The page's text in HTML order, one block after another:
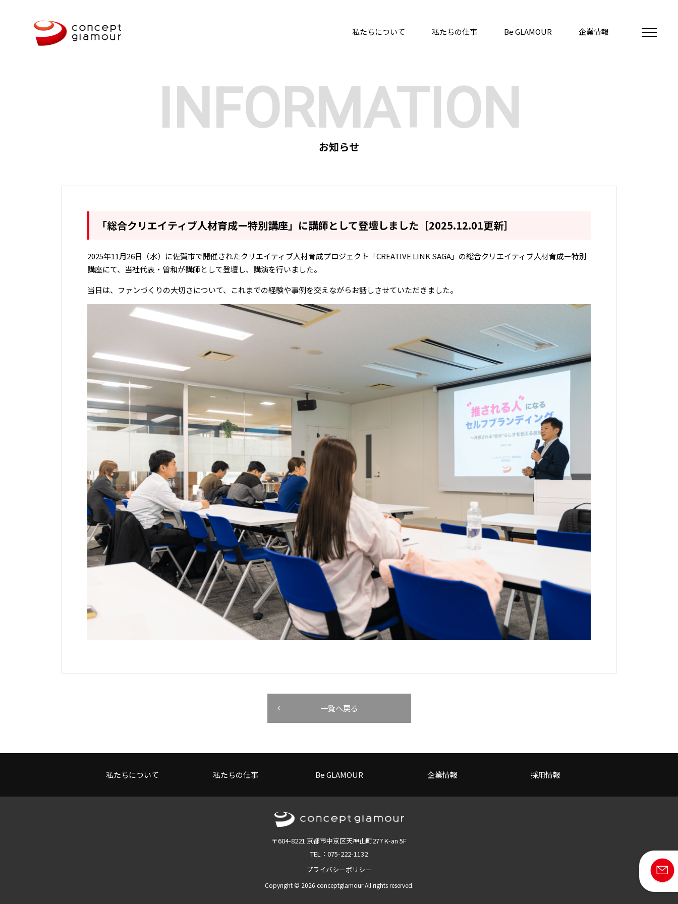
私たちについて 私たちの仕事 Be GLAMOUR 企業情報
INFORMATION
お知らせ
「総合クリエイティブ人材育成ー特別講座」に講師として登壇しました ［2025.12.01更新］
2025年11月26日（水）に佐賀市で開催されたクリエイティブ人材育成プロジェクト「CREATIVE LINK SAGA」の総合クリエイティブ人材育成ー特別
講座にて、当社代表・曽和が講師として登壇し、講演を行いました。
当日は、ファンづくりの大切さについて、これまでの経験や事例を交えながらお話しさせていただきました。
一覧へ戻る
私たちについて 私たちの仕事 Be GLAMOUR 企業情報 採用情報
〒604-8221 京都市中京区天神山町277 K-an 5F
TEL：075-222-1132
プライバシーポリシー
Copyright © 2026 conceptglamour All rights reserved.